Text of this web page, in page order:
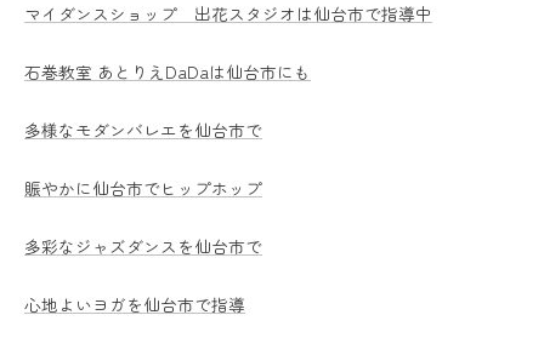
マイダンスショップ 出花スタジオは仙台市で指導中
石巻教室 あとりえDaDaは仙台市にも
多様なモダンバレエを仙台市で
賑やかに仙台市でヒップホップ
多彩なジャズダンスを仙台市で
心地よいヨガを仙台市で指導